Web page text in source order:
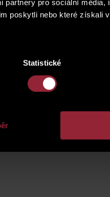
pro sociální média,
poskytli nebo které získali
Statistické